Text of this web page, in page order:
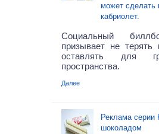
может
кабриолет.
Социальный
призывает не терять
оставлять для
пространства.
Далее
Реклама
шоколадом